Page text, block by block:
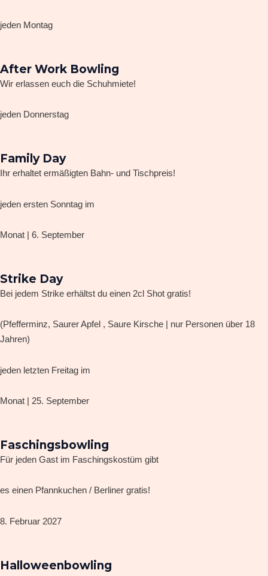
jeden Montag
After Work Bowling
Wir erlassen euch die Schuhmiete!
jeden Donnerstag
Family Day
Ihr erhaltet ermäßigten Bahn- und Tischpreis!
jeden ersten Sonntag im
Monat | 6. September
Strike Day
Bei jedem Strike erhältst du einen 2cl Shot gratis!
(Pfefferminz, Saurer Apfel , Saure Kirsche | nur Personen über 18
Jahren)
jeden letzten Freitag im
Monat | 25. September
Faschingsbowling
Für jeden Gast im Faschingskostüm gibt
es einen Pfannkuchen / Berliner gratis!
8. Februar 2027
Halloweenbowling